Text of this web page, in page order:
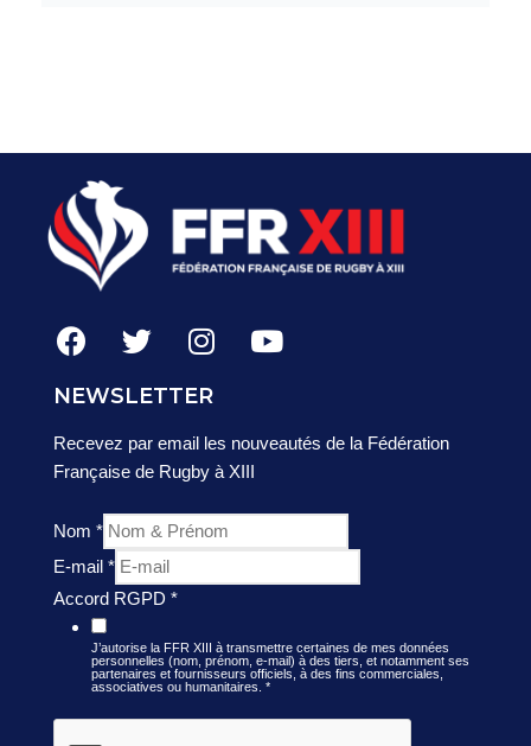
NEWSLETTER
Recevez par email les nouveautés de la Fédération
Française de Rugby à XIII
Nom *
E-mail *
Accord RGPD *
J’autorise la FFR XIII à transmettre certaines de mes données
personnelles (nom, prénom, e-mail) à des tiers, et notamment ses
partenaires et fournisseurs officiels, à des fins commerciales,
associatives ou humanitaires. *